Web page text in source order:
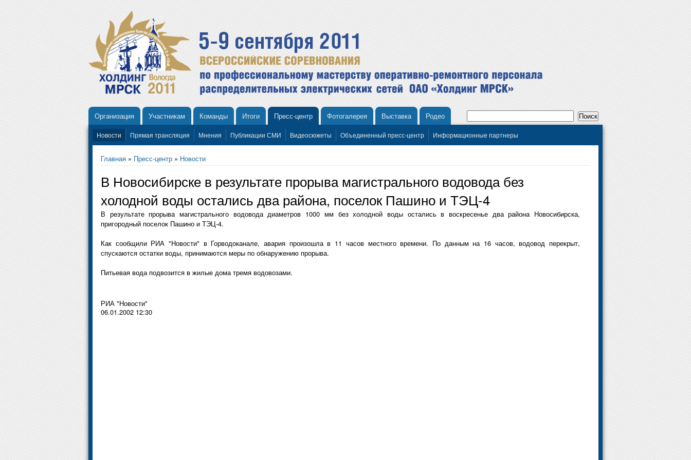
Организация Участникам Команды Итоги Пресс-центр Фотогалерея Выставка Родео
Новости Прямая трансляция Мнения Публикации СМИ Видеосюжеты Объединенный пресс-центр Информационные партнеры
Главная » Пресс-центр » Новости
В Новосибирске в результате прорыва магистрального водовода без
холодной воды остались два района, поселок Пашино и ТЭЦ-4
В результате прорыва магистрального водовода диаметров 1000 мм без холодной воды остались в воскресенье два района Новосибирска,
пригородный поселок Пашино и ТЭЦ-4.
Как сообщили РИА "Новости" в Горводоканале, авария произошла в 11 часов местного времени. По данным на 16 часов, водовод перекрыт,
спускаются остатки воды, принимаются меры по обнаружению прорыва.
Питьевая вода подвозится в жилые дома тремя водовозами.
РИА "Новости"
06.01.2002 12:30